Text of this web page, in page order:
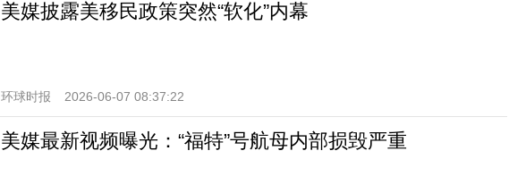
美媒披露美移民政策突然“软化”内幕
环球时报 2026-06-07 08:37:22
美媒最新视频曝光：“福特”号航母内部损毁严重